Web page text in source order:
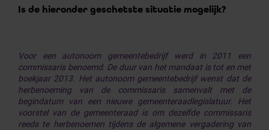
Is de hieronder geschetste situatie mogelijk?
Voor een autonoom gemeentebedrijf werd in 2011 een
commissaris benoemd. De duur van het mandaat is tot en met
boekjaar 2013. Het autonoom gemeentebedrijf wenst dat de
herbenoeming van de commissaris samenvalt met de
begindatum van een nieuwe gemeenteraadlegislatuur. Het
voorstel van de gemeenteraad is om dezelfde commissaris
reeds te herbenoemen tijdens de algemene vergadering van